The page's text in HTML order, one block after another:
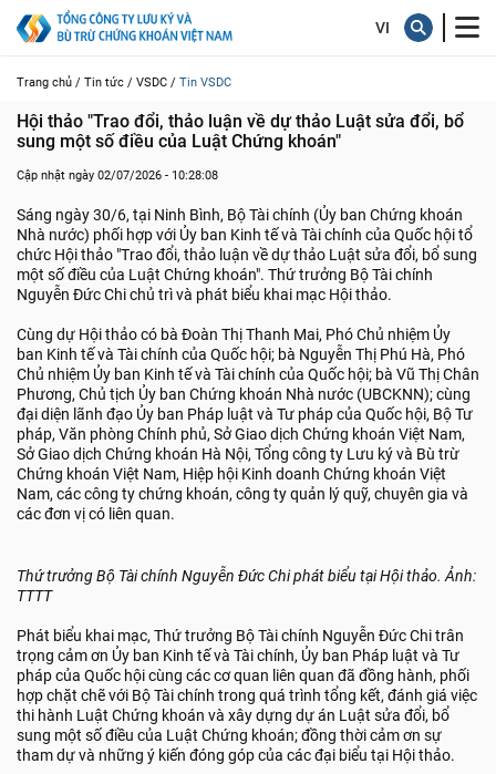
Trang chủ / Tin tức / VSDC / Tin VSDC
Hội thảo "Trao đổi, thảo luận về dự thảo Luật sửa đổi, bổ
sung một số điều của Luật Chứng khoán"
Cập nhật ngày 02/07/2026 - 10:28:08
Sáng ngày 30/6, tại Ninh Bình, Bộ Tài chính (Ủy ban Chứng khoán
Nhà nước) phối hợp với Ủy ban Kinh tế và Tài chính của Quốc hội tổ
chức Hội thảo "Trao đổi, thảo luận về dự thảo Luật sửa đổi, bổ sung
một số điều của Luật Chứng khoán". Thứ trưởng Bộ Tài chính
Nguyễn Đức Chi chủ trì và phát biểu khai mạc Hội thảo.
Cùng dự Hội thảo có bà Đoàn Thị Thanh Mai, Phó Chủ nhiệm Ủy
ban Kinh tế và Tài chính của Quốc hội; bà Nguyễn Thị Phú Hà, Phó
Chủ nhiệm Ủy ban Kinh tế và Tài chính của Quốc hội; bà Vũ Thị Chân
Phương, Chủ tịch Ủy ban Chứng khoán Nhà nước (UBCKNN); cùng
đại diện lãnh đạo Ủy ban Pháp luật và Tư pháp của Quốc hội, Bộ Tư
pháp, Văn phòng Chính phủ, Sở Giao dịch Chứng khoán Việt Nam,
Sở Giao dịch Chứng khoán Hà Nội, Tổng công ty Lưu ký và Bù trừ
Chứng khoán Việt Nam, Hiệp hội Kinh doanh Chứng khoán Việt
Nam, các công ty chứng khoán, công ty quản lý quỹ, chuyên gia và
các đơn vị có liên quan.
Thứ trưởng Bộ Tài chính Nguyễn Đức Chi phát biểu tại Hội thảo. Ảnh:
TTTT
Phát biểu khai mạc, Thứ trưởng Bộ Tài chính Nguyễn Đức Chi trân
trọng cảm ơn Ủy ban Kinh tế và Tài chính, Ủy ban Pháp luật và Tư
pháp của Quốc hội cùng các cơ quan liên quan đã đồng hành, phối
hợp chặt chẽ với Bộ Tài chính trong quá trình tổng kết, đánh giá việc
thi hành Luật Chứng khoán và xây dựng dự án Luật sửa đổi, bổ
sung một số điều của Luật Chứng khoán; đồng thời cảm ơn sự
tham dự và những ý kiến đóng góp của các đại biểu tại Hội thảo.